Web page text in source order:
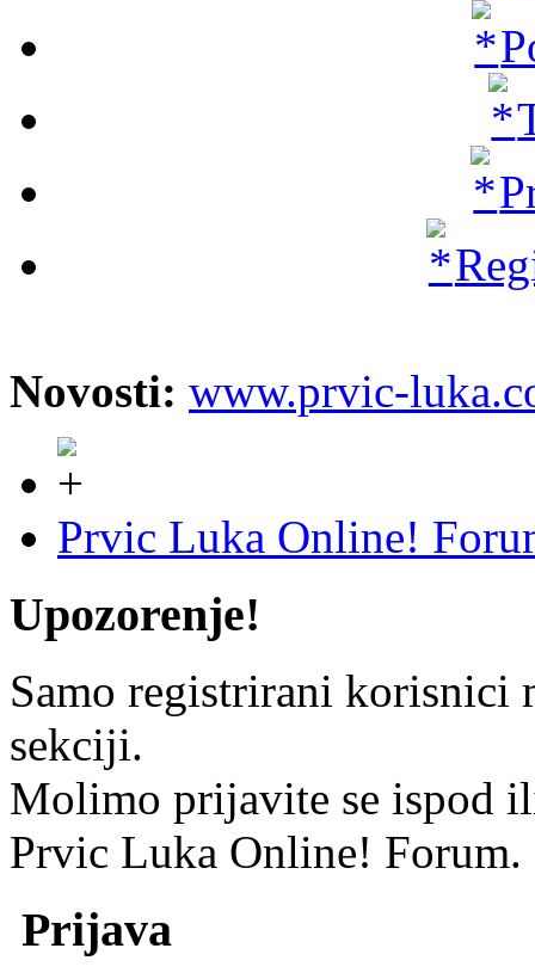
Novosti: www.prvic-
Prvic Luka Online!
Upozorenje!
Samo registrirani
sekciji.
Molimo prijavite se ispod
Prvic Luka Online! Forum.
Prijava